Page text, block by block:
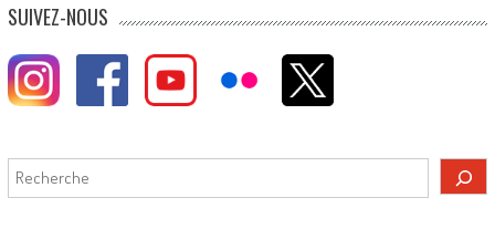
SUIVEZ-NOUS
Rechercher